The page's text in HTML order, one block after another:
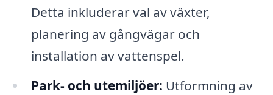
Detta inkluderar val av växter,
planering av gångvägar och
installation av vattenspel.
Park- och utemiljöer: Utformning av